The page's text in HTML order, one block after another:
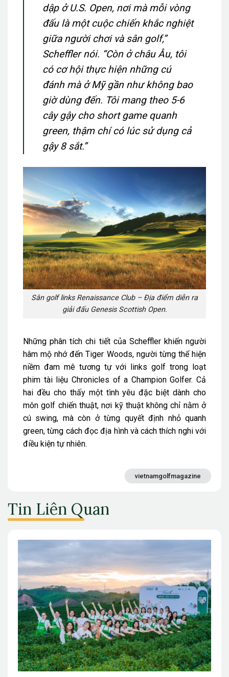
dập ở U.S. Open, nơi mà mỗi vòng
đấu là một cuộc chiến khắc nghiệt
giữa người chơi và sân golf,”
Scheffler nói. “Còn ở châu Âu, tôi
có cơ hội thực hiện những cú
đánh mà ở Mỹ gần như không bao
giờ dùng đến. Tôi mang theo 5-6
cây gậy cho short game quanh
green, thậm chí có lúc sử dụng cả
gậy 8 sắt.”
Sân golf links Renaissance Club – Địa điểm diễn ra
giải đấu Genesis Scottish Open.
Những phân tích chi tiết của Scheffler khiến người
hâm mộ nhớ đến Tiger Woods, người từng thể hiện
niềm đam mê tương tự với links golf trong loạt
phim tài liệu Chronicles of a Champion Golfer. Cả
hai đều cho thấy một tình yêu đặc biệt dành cho
môn golf chiến thuật, nơi kỹ thuật không chỉ nằm ở
cú swing, mà còn ở từng quyết định nhỏ quanh
green, từng cách đọc địa hình và cách thích nghi với
điều kiện tự nhiên.
vietnamgolfmagazine
Tin Liên Quan